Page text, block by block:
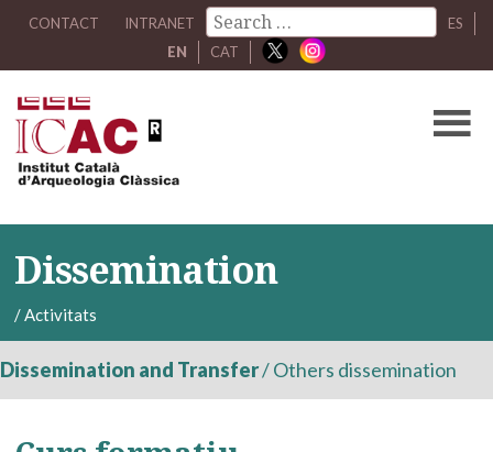
CONTACT INTRANET
ES
EN
CAT
Dissemination
/Activitats
Dissemination and Transfer/Others dissemination